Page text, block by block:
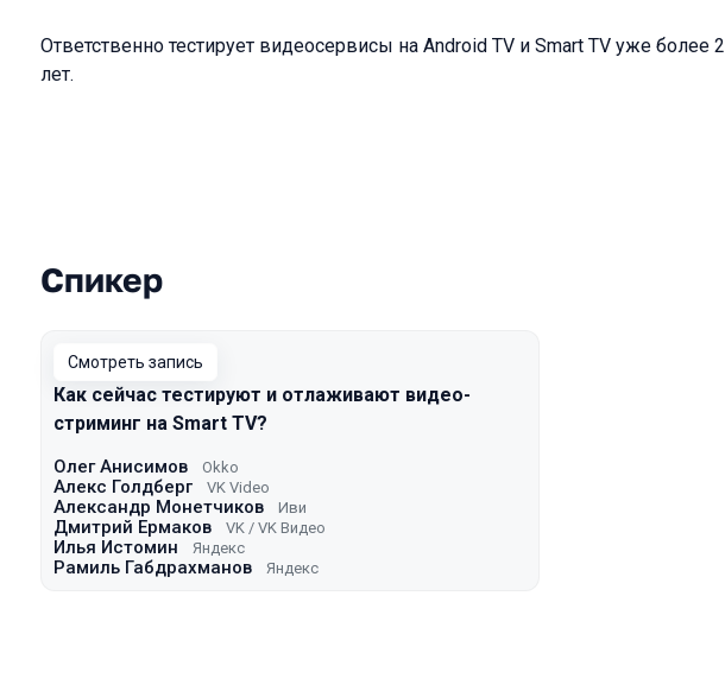
Ответственно тестирует видеосервисы на Android TV и Smart TV уже более 2
лет.
Выступления в сезоне 2024
Спикер
Смотреть запись
Как сейчас тестируют и отлаживают видео-
стриминг на Smart TV?
Олег Анисимов Okko
Алекс Голдберг VK Video
Александр Монетчиков Иви
Дмитрий Ермаков VK / VK Видео
Илья Истомин Яндекс
Рамиль Габдрахманов Яндекс